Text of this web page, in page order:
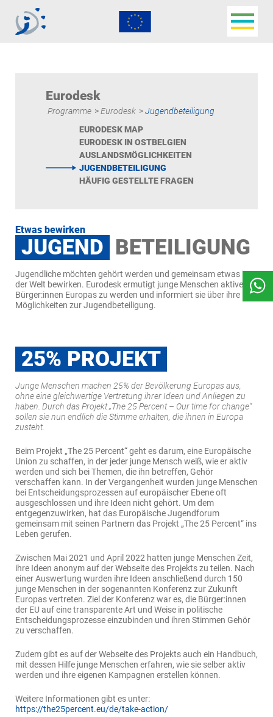
Eurodesk
Programme >Eurodesk >Jugendbeteiligung
EURODESK MAP
EURODESK IN OSTBELGIEN
AUSLANDSMÖGLICHKEITEN
JUGENDBETEILIGUNG
HÄUFIG GESTELLTE FRAGEN
Etwas bewirken
JUGEND BETEILIGUNG
Jugendliche möchten gehört werden und gemeinsam etwas in
der Welt bewirken. Eurodesk ermutigt junge Menschen aktive
Bürger:innen Europas zu werden und informiert sie über ihre
Möglichkeiten zur Jugendbeteiligung.
25% PROJEKT
Junge Menschen machen 25% der Bevölkerung Europas aus,
ohne eine gleichwertige Vertretung ihrer Ideen und Anliegen zu
haben. Durch das Projekt „The 25 Percent – Our time for change“
sollen sie nun endlich die Stimme erhalten, die ihnen in Europa
zusteht.
Beim Projekt „The 25 Percent“ geht es darum, eine Europäische
Union zu schaffen, in der jeder junge Mensch weiß, wie er aktiv
werden und sich bei Themen, die ihn betreffen, Gehör
verschaffen kann. In der Vergangenheit wurden junge Menschen
bei Entscheidungsprozessen auf europäischer Ebene oft
ausgeschlossen und ihre Ideen nicht gehört. Um dem
entgegenzuwirken, hat das Europäische Jugendforum
gemeinsam mit seinen Partnern das Projekt „The 25 Percent“ ins
Leben gerufen.
Zwischen Mai 2021 und April 2022 hatten junge Menschen Zeit,
ihre Ideen anonym auf der Webseite des Projekts zu teilen. Nach
einer Auswertung wurden ihre Ideen anschließend durch 150
junge Menschen in der sogenannten Konferenz zur Zukunft
Europas vertreten. Ziel der Konferenz war es, die Bürger:innen
der EU auf eine transparente Art und Weise in politische
Entscheidungsprozesse einzubinden und ihren Stimmen Gehör
zu verschaffen.
Zudem gibt es auf der Webseite des Projekts auch ein Handbuch,
mit dessen Hilfe junge Menschen erfahren, wie sie selber aktiv
werden und ihre eigenen Kampagnen erstellen können.
Weitere Informationen gibt es unter:
https://the25percent.eu/de/take-action/